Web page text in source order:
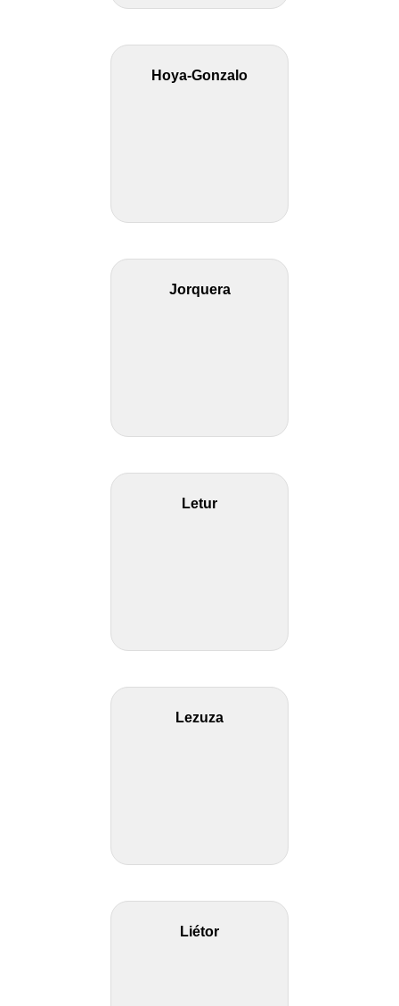
Hoya-Gonzalo
Jorquera
Letur
Lezuza
Liétor